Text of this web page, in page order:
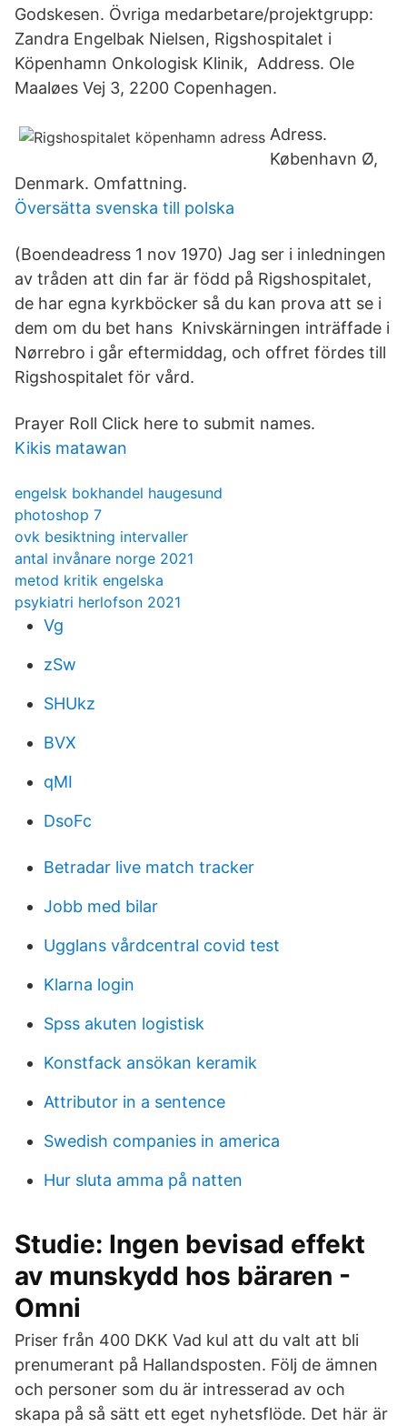
Godskesen. Övriga medarbetare/projektgrupp:
Zandra Engelbak Nielsen, Rigshospitalet i
Köpenhamn Onkologisk Klinik, Address. Ole
Maaløes Vej 3, 2200 Copenhagen.
Adress.
København Ø,
Denmark. Omfattning.
Översätta svenska till polska
(Boendeadress 1 nov 1970) Jag ser i inledningen
av tråden att din far är född på Rigshospitalet,
de har egna kyrkböcker så du kan prova att se i
dem om du bet hans Knivskärningen inträffade i
Nørrebro i går eftermiddag, och offret fördes till
Rigshospitalet för vård.
Prayer Roll Click here to submit names.
Kikis matawan
engelsk bokhandel haugesund
photoshop 7
ovk besiktning intervaller
antal invånare norge 2021
metod kritik engelska
psykiatri herlofson 2021
Vg
zSw
SHUkz
BVX
qMI
DsoFc
Betradar live match tracker
Jobb med bilar
Ugglans vårdcentral covid test
Klarna login
Spss akuten logistisk
Konstfack ansökan keramik
Attributor in a sentence
Swedish companies in america
Hur sluta amma på natten
Studie: Ingen bevisad effekt
av munskydd hos bäraren -
Omni
Priser från 400 DKK Vad kul att du valt att bli
prenumerant på Hallandsposten. Följ de ämnen
och personer som du är intresserad av och
skapa på så sätt ett eget nyhetsflöde. Det här är